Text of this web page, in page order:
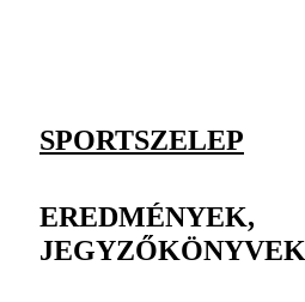
SPORTSZELEP
EREDMÉNYEK,